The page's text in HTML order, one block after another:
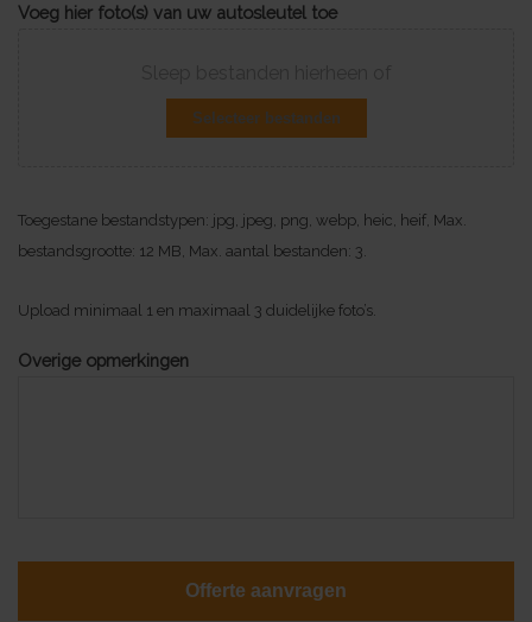
Voeg hier foto(s) van uw autosleutel toe
Selecteer bestanden
Toegestane bestandstypen: jpg, jpeg, png, webp, heic, heif, Max.
bestandsgrootte: 12 MB, Max. aantal bestanden: 3.
Upload minimaal 1 en maximaal 3 duidelijke foto’s.
Overige opmerkingen